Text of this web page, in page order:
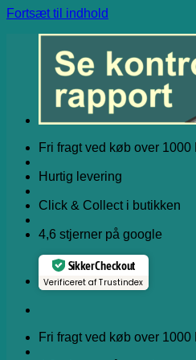
Fortsæt til indhold
Fri fragt ved køb over 1000
Hurtig levering
Click & Collect i butikken
4,6 stjerner på google
Sikker Checkout
Verificeret af Trustindex
Fri fragt ved køb over 1000